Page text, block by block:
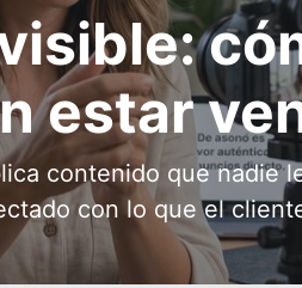
estar
contenido que nadie
con lo que el